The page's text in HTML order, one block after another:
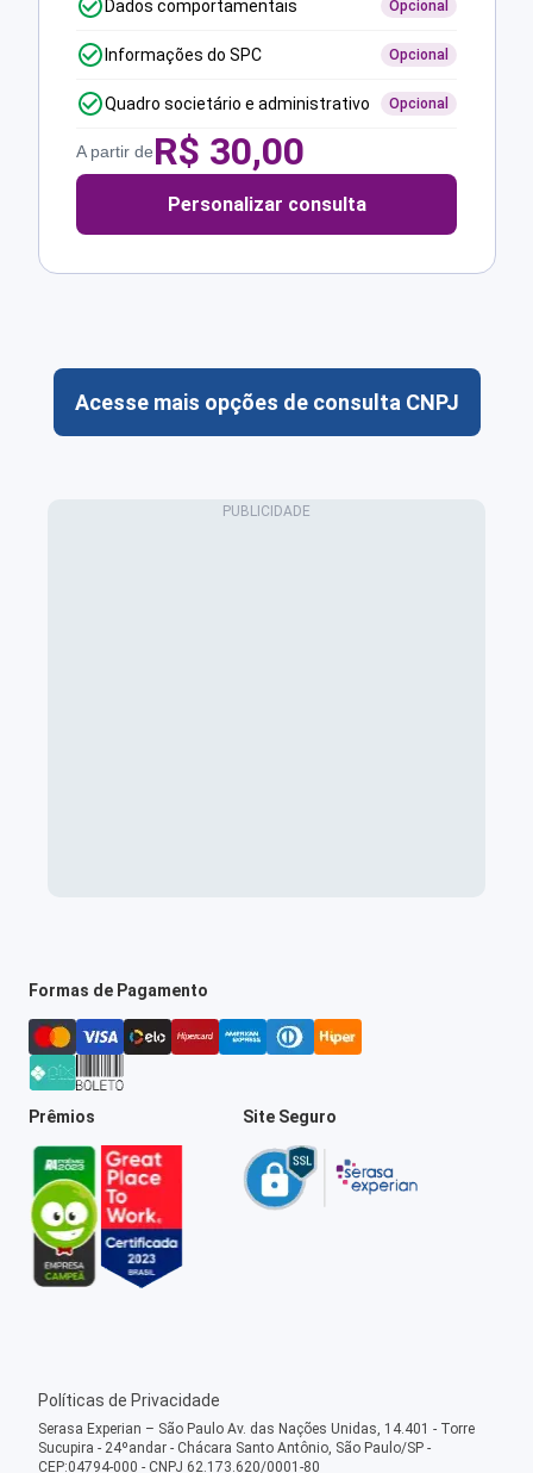
Dados comportamentais Opcional
Informações do SPC Opcional
Quadro societário e administrativo Opcional
A partir deR$ 30,00
Personalizar consulta
Acesse mais opções de consulta CNPJ
Formas de Pagamento
Prêmios Site Seguro
Políticas de Privacidade
Serasa Experian – São Paulo Av. das Nações Unidas, 14.401 - Torre
Sucupira - 24ºandar - Chácara Santo Antônio, São Paulo/SP -
CEP:04794-000 - CNPJ 62.173.620/0001-80